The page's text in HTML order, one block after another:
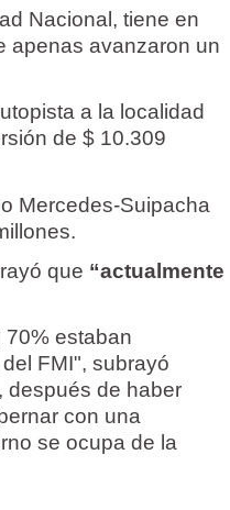
Nacional, tiene en
apenas avanzaron un
a la localidad
de $ 10.309
Mercedes-Suipacha
que “actualmente
70% estaban
FMI", subrayó
después de haber
con una
se ocupa de la